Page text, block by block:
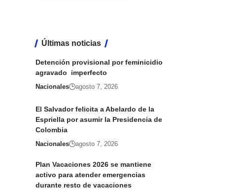
Últimas noticias
Detención provisional por feminicidio
agravado imperfecto
Nacionales agosto 7, 2026
El Salvador felicita a Abelardo de la
Espriella por asumir la Presidencia de
Colombia
Nacionales agosto 7, 2026
Plan Vacaciones 2026 se mantiene
activo para atender emergencias
durante resto de vacaciones